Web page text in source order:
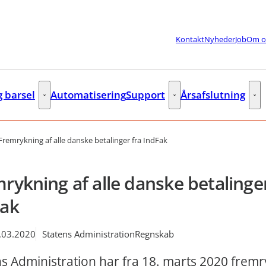
KontaktNyhederJobOm
links
barsel Fleks og barsel - Flere links
AutomatiseringSupport Support - Flere links
Årsafslutning
af alle danske betalinger fra IndFak
af alle danske
Statens AdministrationRegnskab
Administration har fra 18. marts 2020